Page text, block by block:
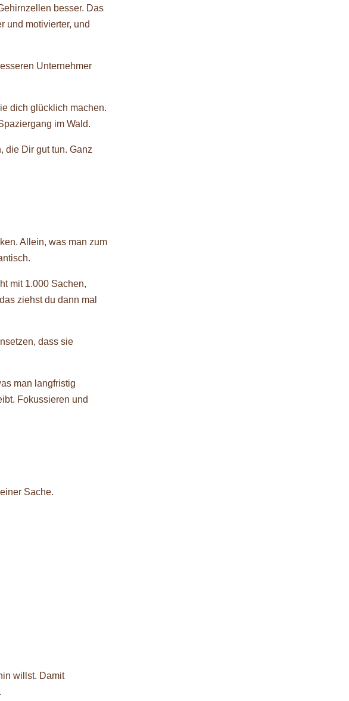
besser. Das
und motivierter, und
Unternehmer
dich glücklich machen.
im Wald.
die Dir gut tun. Ganz
Allein, was man zum
mit 1.000 Sachen,
ziehst du dann mal
dass sie
man langfristig
Fokussieren und
Sache.
willst. Damit